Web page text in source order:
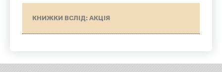
КНИЖКИ ВСЛІД: АКЦІЯ